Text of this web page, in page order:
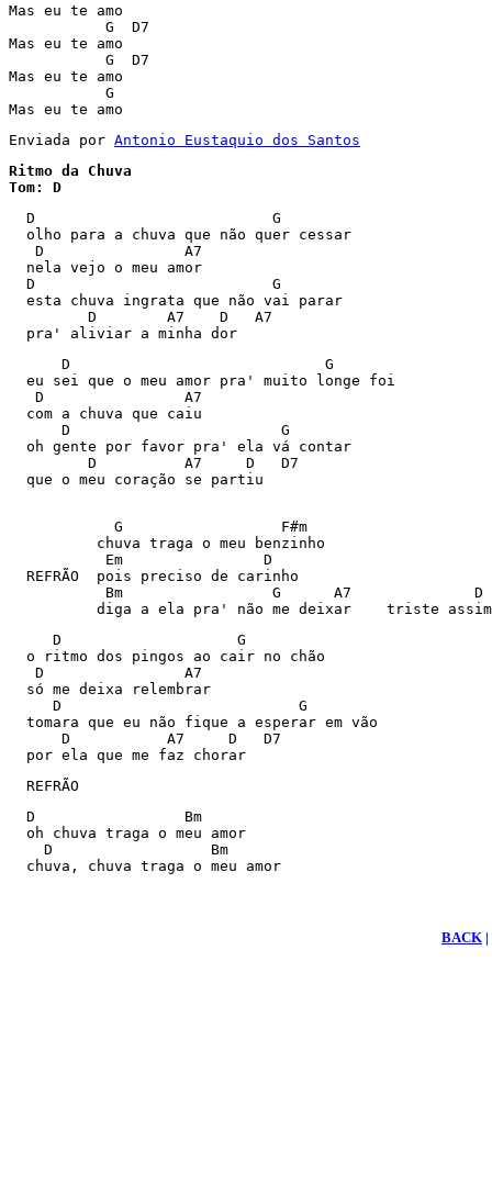
Mas eu te amo
           G  D7
Mas eu te amo
           G  D7
Mas eu te amo
           G
Mas eu te amo
Enviada por Antonio Eustaquio dos Santos
Ritmo da Chuva
Tom: D
  D                           G
  olho para a chuva que não quer cessar
   D                A7
  nela vejo o meu amor
  D                           G
  esta chuva ingrata que não vai parar
         D        A7    D   A7
  pra' aliviar a minha dor
      D                             G
  eu sei que o meu amor pra' muito longe foi
   D                A7
  com a chuva que caiu
      D                        G
  oh gente por favor pra' ela vá contar
         D          A7     D   D7
  que o meu coração se partiu
            G                  F#m
          chuva traga o meu benzinho
           Em                D
  REFRÃO  pois preciso de carinho
Bm                 G      A7              D
          diga a ela pra' não me deixar    triste assim
     D                    G
  o ritmo dos pingos ao cair no chão
   D                A7
  só me deixa relembrar
     D                           G
  tomara que eu não fique a esperar em vão
      D           A7     D   D7
  por ela que me faz chorar
  REFRÃO
  D                 Bm
  oh chuva traga o meu amor
    D                  Bm
  chuva, chuva traga o meu amor
BACK |